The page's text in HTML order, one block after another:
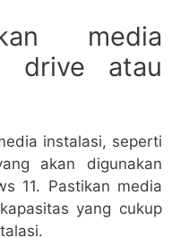
media
drive atau
instalasi, seperti
akan digunakan
11. Pastikan media
yang cukup